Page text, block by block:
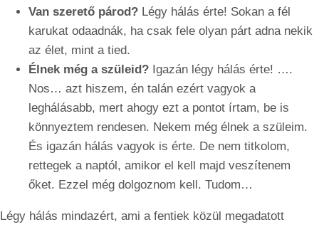
Van szerető párod? Légy hálás érte! Sokan a fél
karukat odaadnák, ha csak fele olyan párt adna nekik
az élet, mint a tied.
Élnek még a szüleid? Igazán légy hálás érte! ….
Nos… azt hiszem, én talán ezért vagyok a
leghálásabb, mert ahogy ezt a pontot írtam, be is
könnyeztem rendesen. Nekem még élnek a szüleim.
És igazán hálás vagyok is érte. De nem titkolom,
rettegek a naptól, amikor el kell majd veszítenem
őket. Ezzel még dolgoznom kell. Tudom…
Légy hálás mindazért, ami a fentiek közül megadatott